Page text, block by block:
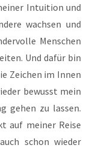
Intuition und
wachsen und
Menschen
Und dafür bin
Zeichen im Innen
bewusst mein
gehen zu lassen.
auf meiner Reise
schon wieder